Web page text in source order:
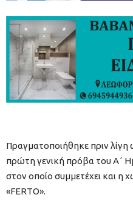
Πραγματοποιήθηκε πριν
πρώτη γενική πρόβα του Α΄
στον οποίο συμμετέχει και η
«FERTO».